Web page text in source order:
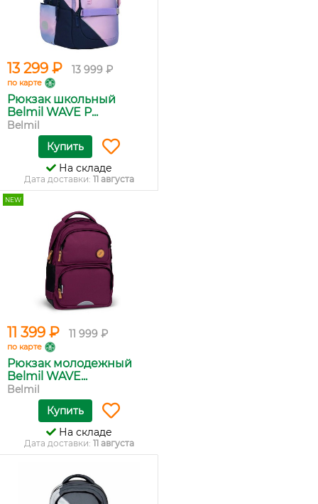
13 299 ₽ 13 999 ₽
по карте
Рюкзак школьный
Belmil WAVE P...
Belmil
Купить
На складе
Дата доставки: 11 августа
NEW
11 399 ₽ 11 999 ₽
по карте
Рюкзак молодежный
Belmil WAVE...
Belmil
Купить
На складе
Дата доставки: 11 августа